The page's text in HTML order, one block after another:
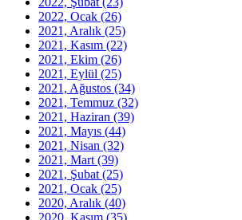
2022, Ocak (26)
2021, Aralık (25)
2021, Kasım (22)
2021, Ekim (26)
2021, Eylül (25)
2021, Ağustos (34)
2021, Temmuz (32)
2021, Haziran (39)
2021, Mayıs (44)
2021, Nisan (32)
2021, Mart (39)
2021, Şubat (25)
2021, Ocak (25)
2020, Aralık (40)
2020, Kasım (35)